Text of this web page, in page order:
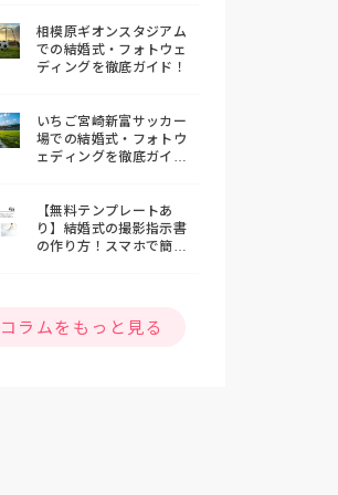
相模原ギオンスタジアム
での結婚式・フォトウェ
ディングを徹底ガイド！
いちご宮崎新富サッカー
場での結婚式・フォトウ
ェディングを徹底ガイ
【無料テンプレートあ
り】結婚式の撮影指示書
の作り方！スマホで簡単
コラムをもっと見る